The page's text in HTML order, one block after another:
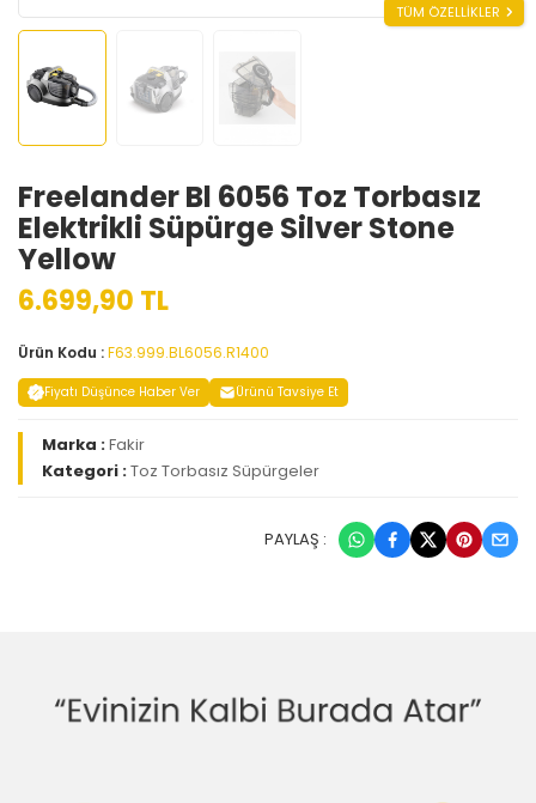
TÜM ÖZELLİKLER
Freelander Bl 6056 Toz Torbasız
Elektrikli Süpürge Silver Stone
Yellow
6.699,90 TL
Ürün Kodu :F63.999.BL6056.R1400
Fiyatı Düşünce Haber Ver Ürünü Tavsiye Et
Marka :Fakir
Kategori :Toz Torbasız Süpürgeler
PAYLAŞ :